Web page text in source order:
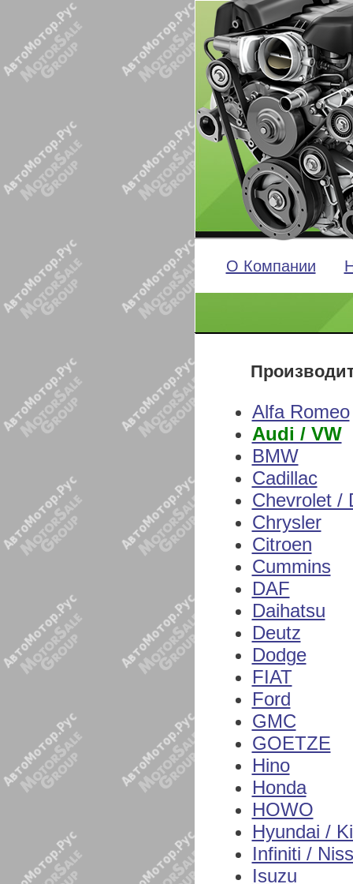
О Компании
Alfa Romeo
Audi / VW
BMW
Cadillac
Chevrolet /
Chrysler
Citroen
Cummins
DAF
Daihatsu
Deutz
Dodge
FIAT
Ford
GMC
GOETZE
Hino
Honda
HOWO
Hyundai /
Infiniti /
Isuzu